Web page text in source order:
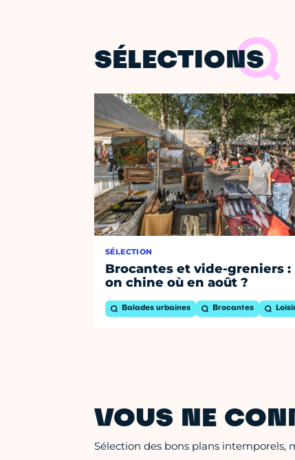
SÉLECTIONS
SÉLECTION
Brocantes et vide-greniers :
on chine où en août ?
Balades urbaines Brocantes
VOUS NE
Sélection des bons plans intemporels,